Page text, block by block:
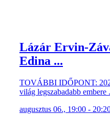
Lázár Ervin-
Edina ...
TOVÁBBI IDŐPONT:
világ legszabadabb embere
augusztus 06., 19:00 -